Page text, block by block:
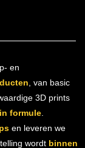
en
, van basic
3D prints
formule.
en leveren we
wordt binnen